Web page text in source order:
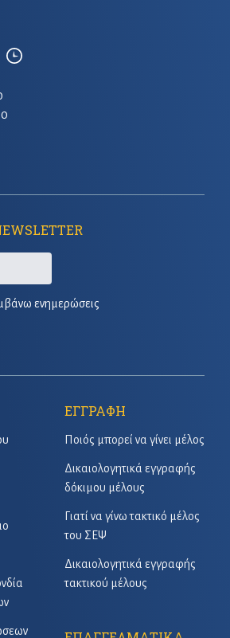
ενημερώσεις
ΕΓΓΡΑΦΗ
Ποιός μπορεί να γίνει μέλος
Δικαιολογητικά εγγραφής
δόκιμου μέλους
Γιατί να γίνω τακτικό μέλος
του ΣΕΨ
Δικαιολογητικά εγγραφής
τακτικού μέλους